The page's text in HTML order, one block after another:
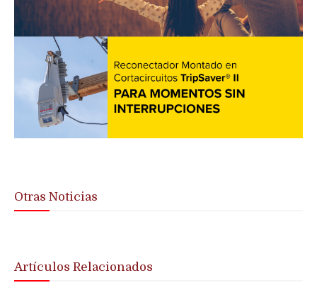
Otras Noticias
Artículos Relacionados